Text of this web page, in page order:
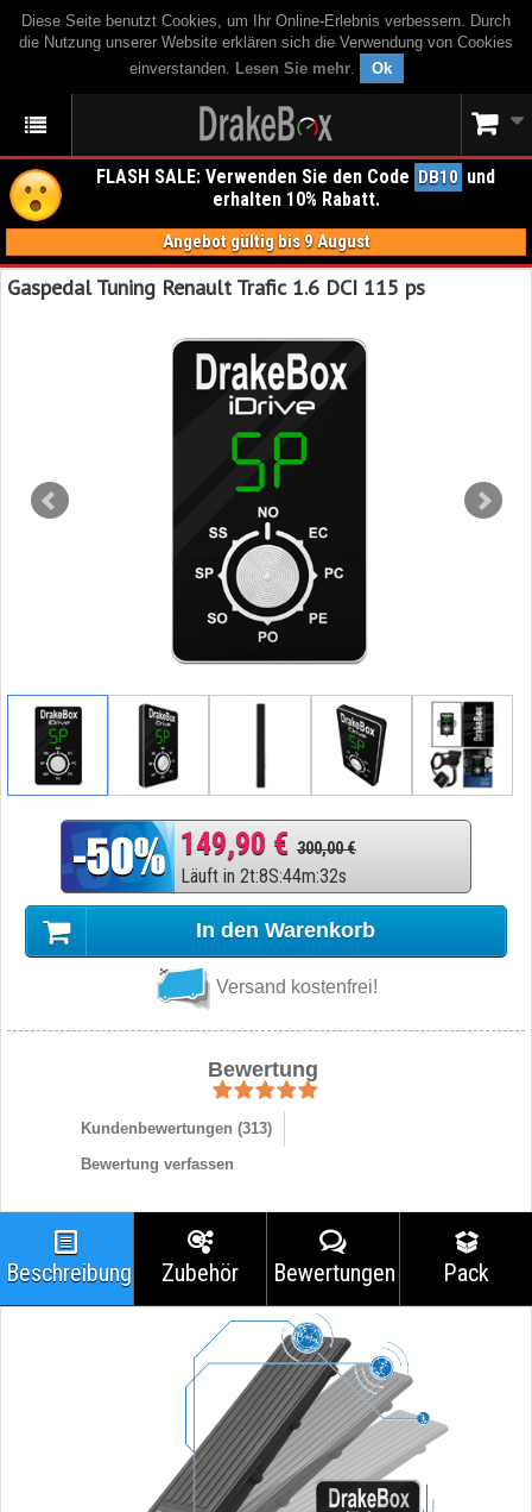
Diese Seite benutzt Cookies, um Ihr Online-Erlebnis verbessern. Durch
die Nutzung unserer Website erklären sich die Verwendung von Cookies
einverstanden. Lesen Sie mehr. Ok
FLASH SALE: Verwenden Sie den Code DB10 und
erhalten 10% Rabatt.
Angebot gültig bis 9 August
Gaspedal Tuning Renault Trafic 1.6 DCI 115 ps
149,90 € 300,00 €
Läuft in 2t:8S:44m:31s
In den Warenkorb
Versand kostenfrei!
Bewertung
Kundenbewertungen (313)
Bewertung verfassen
Beschreibung Zubehör Bewertungen Pack